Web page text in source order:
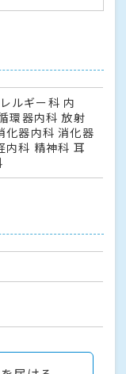
ルギー科 内
環器内科 放射
化器内科 消化器
内科 精神科 耳